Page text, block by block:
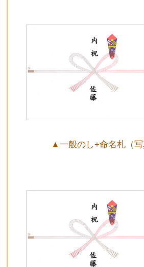
▲一般のし+命名札（写